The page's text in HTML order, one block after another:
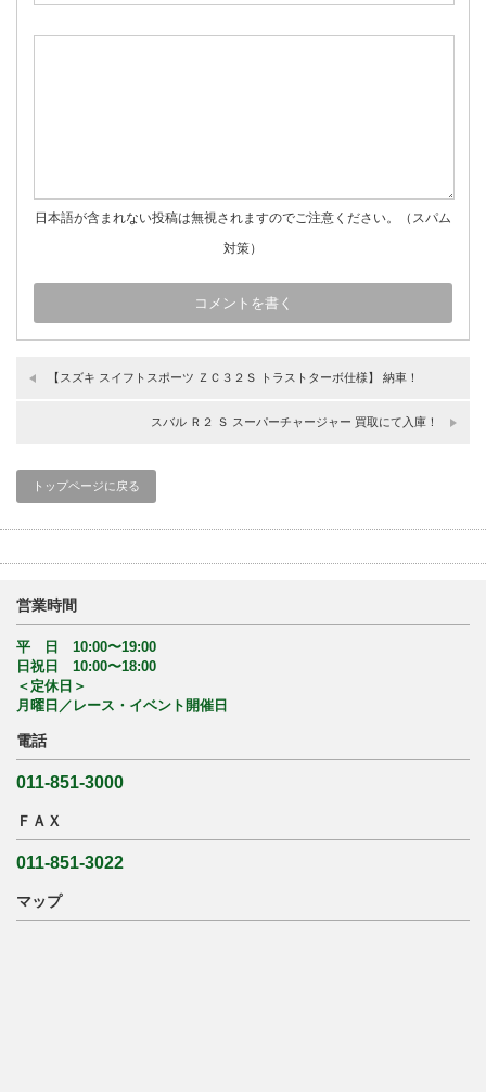
日本語が含まれない投稿は無視されますのでご注意ください。（スパム
対策）
【スズキ スイフトスポーツ ＺＣ３２Ｓ トラストターボ仕様】 納車！
スバル Ｒ２ Ｓ スーパーチャージャー 買取にて入庫！
トップページに戻る
営業時間
平 日 10:00〜19:00
日祝日 10:00〜18:00
＜定休日＞
月曜日／レース・イベント開催日
電話
011-851-3000
ＦＡＸ
011-851-3022
マップ